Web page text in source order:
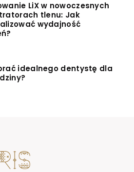
LiX w nowoczesnych
tlenu: Jak
wydajność
idealnego dentystę dla